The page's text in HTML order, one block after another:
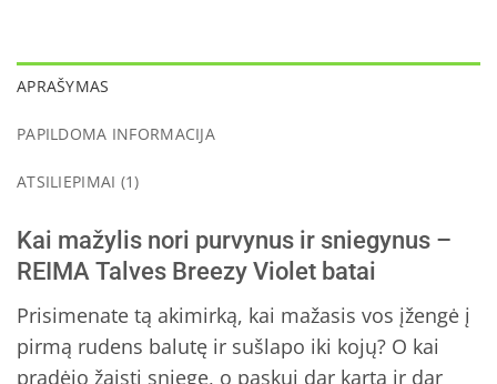
APRAŠYMAS
PAPILDOMA INFORMACIJA
ATSILIEPIMAI (1)
Kai mažylis nori purvynus ir sniegynus –
REIMA Talves Breezy Violet batai
Prisimenate tą akimirką, kai mažasis vos įžengė į
pirmą rudens balutę ir sušlapo iki kojų? O kai
pradėjo žaisti sniege, o paskui dar kartą ir dar